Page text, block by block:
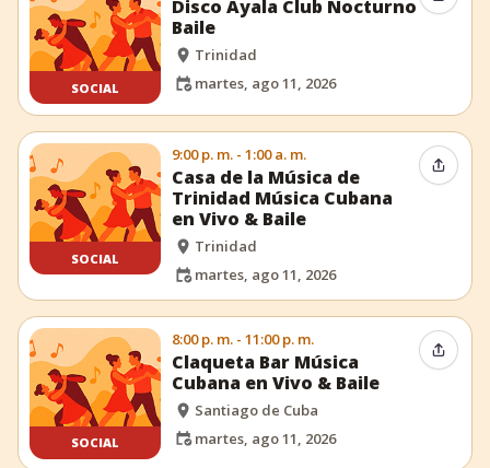
SOCIAL
Disco Ayala Club Nocturno
Baile
Trinidad
martes, ago 11, 2026
SOCIAL
9:00 p. m. - 1:00 a. m.
Casa de la Música de
Trinidad Música Cubana
en Vivo & Baile
Trinidad
martes, ago 11, 2026
SOCIAL
8:00 p. m. - 11:00 p. m.
Claqueta Bar Música
Cubana en Vivo & Baile
Santiago de Cuba
martes, ago 11, 2026